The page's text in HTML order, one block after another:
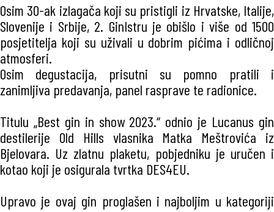
Osim 30-ak izlagača koji su pristigli iz Hrvatske, Italije,
Slovenije i Srbije, 2. GinIstru je obišlo i više od 1500
posjetitelja koji su uživali u dobrim pićima i odličnoj
atmosferi.
Osim degustacija, prisutni su pomno pratili i
zanimljiva predavanja, panel rasprave te radionice.
Titulu „Best gin in show 2023.“ odnio je Lucanus gin
destilerije Old Hills vlasnika Matka Meštrovića iz
Bjelovara. Uz zlatnu plaketu, pobjedniku je uručen i
kotao koji je osigurala tvrtka DES4EU.
Upravo je ovaj gin proglašen i najboljim u kategoriji